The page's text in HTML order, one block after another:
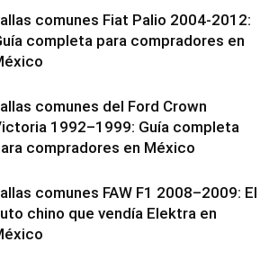
comunes Fiat Palio 2004-2012:
completa para compradores en
comunes del Ford Crown
1992–1999: Guía completa
compradores en México
comunes FAW F1 2008–2009: El
chino que vendía Elektra en